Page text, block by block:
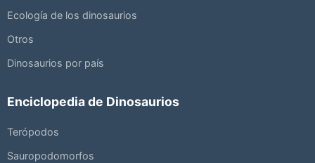
Ecología de los dinosaurios
Otros
Dinosaurios por país
Enciclopedia de Dinosaurios
Terópodos
Sauropodomorfos